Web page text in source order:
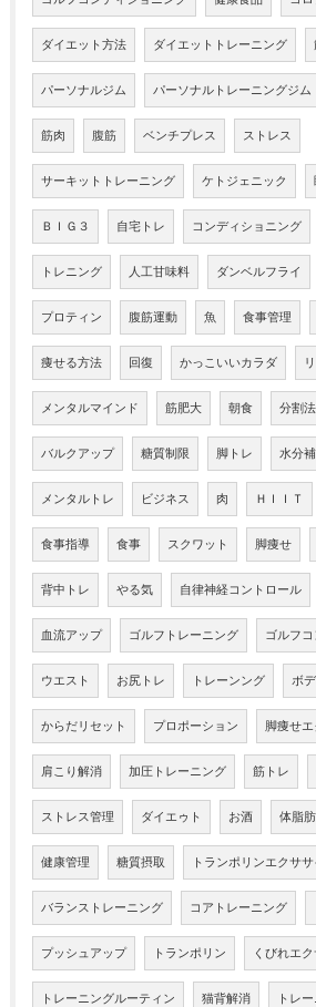
ダイエット方法 ダイエットトレーニング
パーソナルジム パーソナルトレーニングジム
筋肉 腹筋 ベンチプレス ストレス
サーキットトレーニング ケトジェニック
ＢＩＧ３ 自宅トレ コンディショニング
トレニング 人工甘味料 ダンベルフライ
プロティン 腹筋運動 魚 食事管理
痩せる方法 回復 かっこいいカラダ
メンタルマインド 筋肥大 朝食 分割法
バルクアップ 糖質制限 脚トレ 水分
メンタルトレ ビジネス 肉 ＨＩＩＴ
食事指導 食事 スクワット 脚痩せ
背中トレ やる気 自律神経コントロール
血流アップ ゴルフトレーニング ゴルフ
ウエスト お尻トレ トレーンング ボ
からだリセット プロポーション 脚痩せ
肩こり解消 加圧トレーニング 筋トレ
ストレス管理 ダイエゥト お酒 体脂
健康管理 糖質摂取 トランポリンエクサ
バランストレーニング コアトレーニング
プッシュアップ トランポリン くびれエ
トレーニングルーティン 猫背解消 トレ